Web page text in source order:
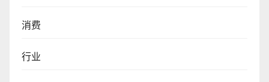
消费
行业